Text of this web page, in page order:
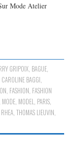
Mode Atelier
GRIPOIX, BAGUE,
CAROLINE BAGGI
FASHION FASHION
MODE MODEL PARIS
,THOMAS LIEUVIN